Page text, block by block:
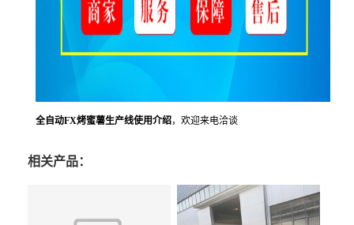
全自动FX烤蜜薯生产线使用介绍，欢迎来电洽谈
相关产品：